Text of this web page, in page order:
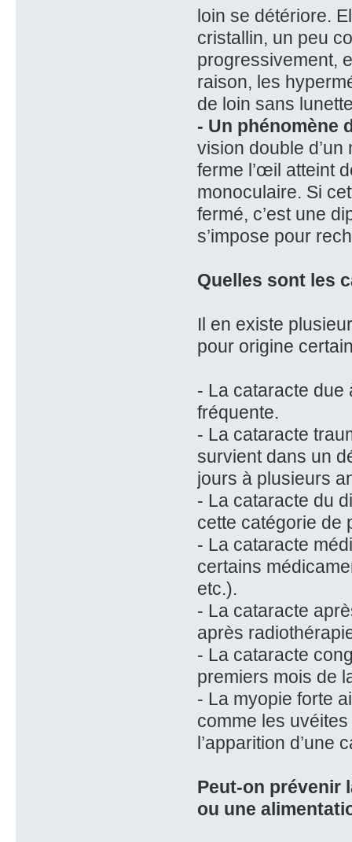
loin se détériore.
cristallin, un peu
progressivement,
raison, les
de loin sans
- Un phénomène
vision double
ferme l’œil atteint
monoculaire. Si
fermé, c’est une
s’impose pour
Quelles sont les
Il en existe
pour origine
- La cataracte due
fréquente.
- La cataracte
survient dans un
jours à plusieurs
- La cataracte du
cette catégorie de
- La cataracte
certains
etc.).
- La cataracte
après
- La cataracte
premiers mois de
- La myopie forte
comme les
l’apparition d’une
Peut-on prévenir
ou une